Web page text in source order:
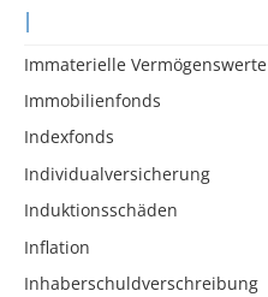
I
Immaterielle Vermögenswerte
Immobilienfonds
Indexfonds
Individualversicherung
Induktionsschäden
Inflation
Inhaberschuldverschreibung